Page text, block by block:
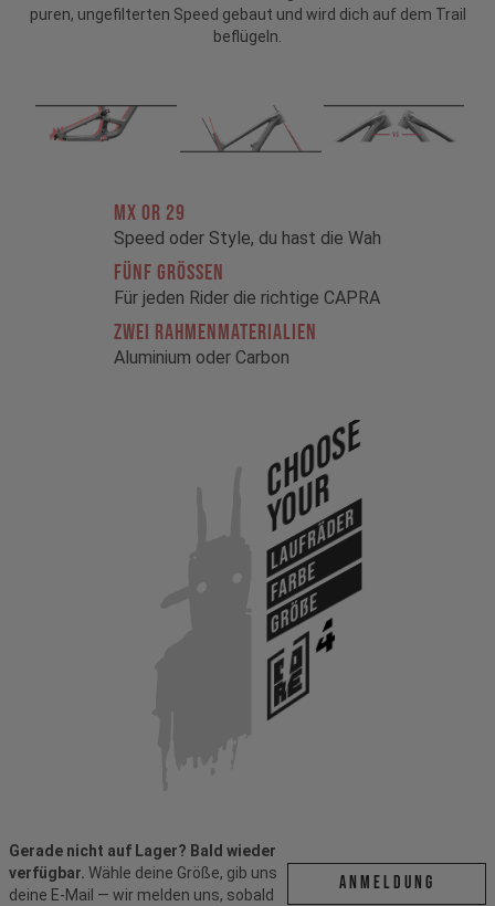
puren, ungefilterten Speed gebaut und wird dich auf dem Trail
beflügeln.
MX OR 29
Speed oder Style, du hast die Wah
FÜNF GRÖSSEN
Für jeden Rider die richtige CAPRA
ZWEI RAHMENMATERIALIEN
Aluminium oder Carbon
Choose
Your
Laufräder
Farbe
Größe
Gerade nicht auf Lager? Bald wieder
verfügbar. Wähle deine Größe, gib uns
deine E-Mail — wir melden uns, sobald
ANMELDUNG